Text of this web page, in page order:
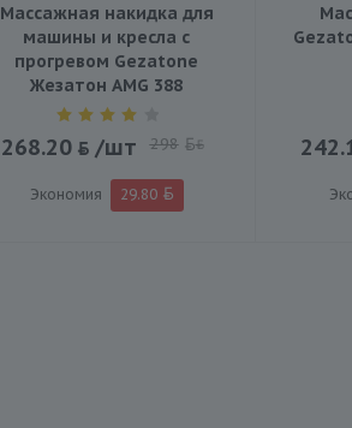
Массажная накидка для
машины и кресла с
прогревом Gezatone
Жезатон AMG 388
268.20 /шт 298 BYN
Экономия 29.80